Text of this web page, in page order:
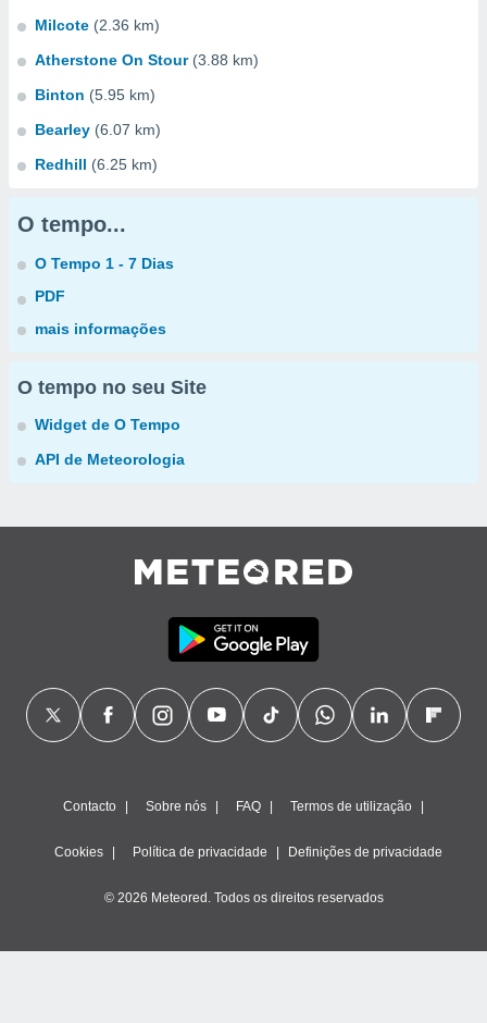
Milcote (2.36 km)
Atherstone On Stour (3.88 km)
Binton (5.95 km)
Bearley (6.07 km)
Redhill (6.25 km)
O tempo...
O Tempo 1 - 7 Dias
PDF
mais informações
O tempo no seu Site
Widget de O Tempo
API de Meteorologia
Contacto Sobre nós FAQ Termos de utilização
Cookies Política de privacidade Definições de privacidade
© 2026 Meteored. Todos os direitos reservados